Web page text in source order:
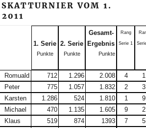
VOM 1.
Gesamt- Rang
1. Serie 2. Serie Ergebnis Serie 1
Punkte Punkte Punkte
Romuald 712 1.296 2.008 4
1
Peter 775 1.057 1.832 2
3
Karsten 1.286 524 1.810 1
9
Michael 470 1.135 1.605 9
2
Klaus 519 874 1393 7
5